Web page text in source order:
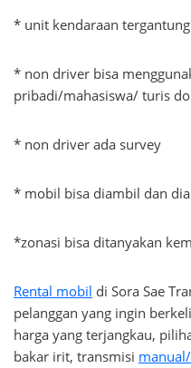
* unit kendaraan
* non driver bisa
pribadi/mahasiswa/ turis
* non driver ada survey
* mobil bisa diambil dan
*zonasi bisa ditanyakan
Rental mobil di Sora Sae
pelanggan yang ingin
harga yang terjangkau,
bakar irit, transmisi